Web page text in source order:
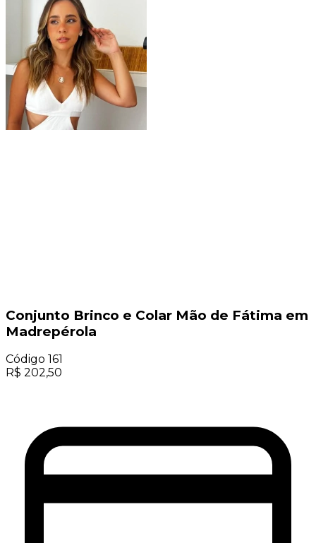
Conjunto Brinco e Colar Mão de Fátima em
Madrepérola
Código 161
R$ 202,50